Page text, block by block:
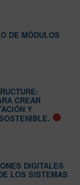
DE MÓDULOS
CREAR
Y
DIGITALES
LOS SISTEMAS